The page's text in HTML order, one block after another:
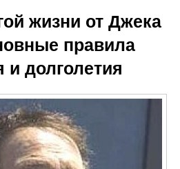
жизни от Джека
правила
долголетия